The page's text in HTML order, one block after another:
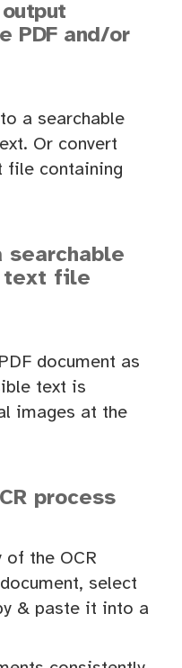
PDF and/or
a searchable
Or convert
file containing
searchable
text file
document as
text is
images at the
process
of the OCR
select
& paste it into a